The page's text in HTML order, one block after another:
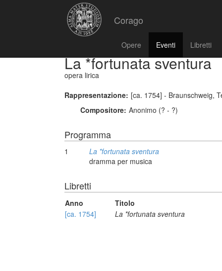
Corago
Opere Eventi Libretti
La *fortunata sventura
opera lirica
Rappresentazione: [ca. 1754] - Braunschweig,
Compositore: Anonimo (? - ?)
Programma
1
La *fortunata sventura
dramma per musica
Libretti
Anno
Titolo
[ca. 1754]
La *fortunata sventura